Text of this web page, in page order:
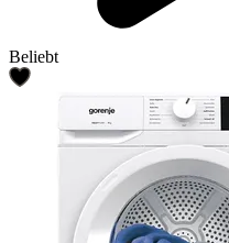
Beliebt